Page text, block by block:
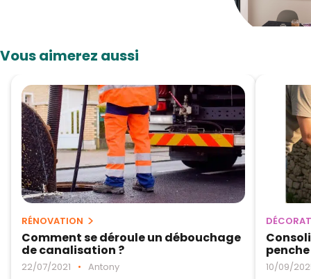
Vous aimerez aussi
RÉNOVATION
Comment se déroule un débouchage
de canalisation ?
22/07/2021 • Antony 10/09/